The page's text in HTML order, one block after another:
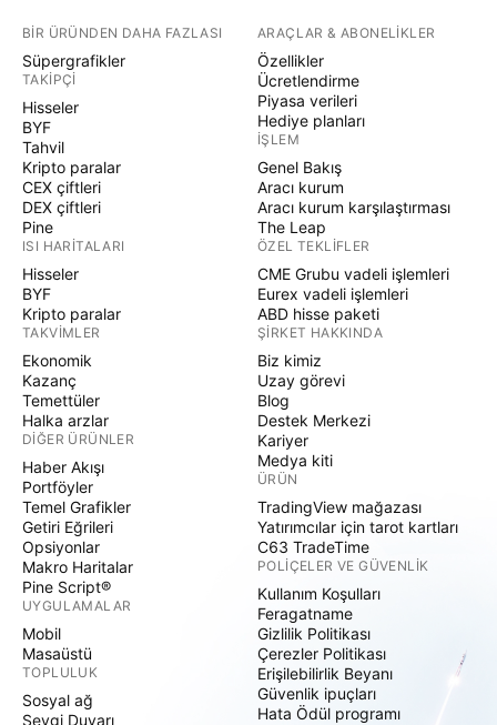
BIR ÜRÜNDEN DAHA FAZLASI
Süpergrafikler
TAKIPÇI
Hisseler
BYF
Tahvil
Kripto paralar
CEX çiftleri
DEX çiftleri
Pine
ISI HARITALARI
Hisseler
BYF
Kripto paralar
TAKVIMLER
Ekonomik
Kazanç
Temettüler
Halka arzlar
DIĞER ÜRÜNLER
Haber Akışı
Portföyler
Temel Grafikler
Getiri Eğrileri
Opsiyonlar
Makro Haritalar
Pine Script®
UYGULAMALAR
Mobil
Masaüstü
TOPLULUK
Sosyal ağ
Sevgi Duvarı
ARAÇLAR & ABONELIKLER
Özellikler
Ücretlendirme
Piyasa verileri
Hediye planları
İŞLEM
Genel Bakış
Aracı kurum
Aracı kurum karşılaştırması
The Leap
ÖZEL TEKLIFLER
CME Grubu vadeli işlemleri
Eurex vadeli işlemleri
ABD hisse paketi
ŞIRKET HAKKINDA
Biz kimiz
Uzay görevi
Blog
Destek Merkezi
Kariyer
Medya kiti
ÜRÜN
TradingView mağazası
Yatırımcılar için tarot kartları
C63 TradeTime
POLIÇELER VE GÜVENLIK
Kullanım Koşulları
Feragatname
Gizlilik Politikası
Çerezler Politikası
Erişilebilirlik Beyanı
Güvenlik ipuçları
Hata Ödül programı